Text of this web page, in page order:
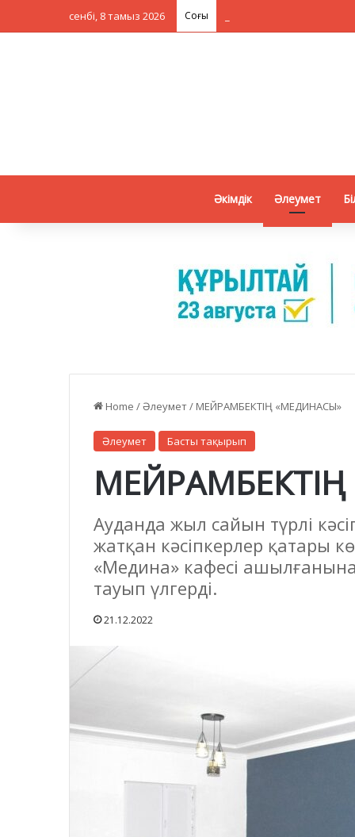
сенбі, 8 тамыз 2026 Соңғы
Әкімдік Әлеумет
Home /Әлеумет/ МЕЙРАМБЕКТІҢ «МЕДИНАСЫ»
Әлеумет Басты тақырып
Ауданда жыл сайын түрлі
жатқан кәсіпкерлер қатары
«Медина» кафесі
тауып үлгерді.
21.12.2022